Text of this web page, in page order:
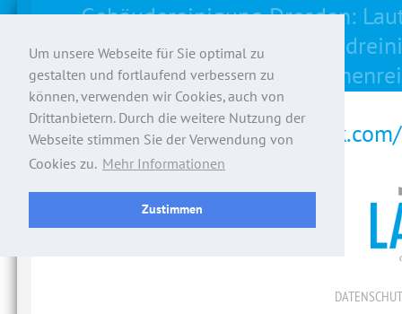
Um unsere Webseite für Sie optimal zu
gestalten und fortlaufend verbessern zu
können, verwenden wir Cookies, auch von
Drittanbietern. Durch die weitere Nutzung der
Webseite stimmen Sie der Verwendung von
Cookies zu. Mehr Informationen
Zustimmen
Gebäudereinigung Dresden:
Unterhaltsreinigung,